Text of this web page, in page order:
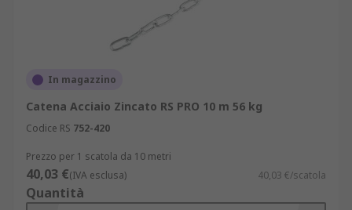
In magazzino
Catena Acciaio Zincato RS PRO 10 m 56 kg
Codice RS 752-420
Prezzo per 1 scatola da 10 metri
40,03 €(IVA esclusa) 40,03 €/scatola
Quantità